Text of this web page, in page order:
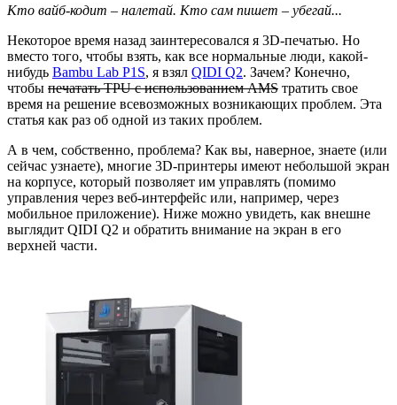
Кто вайб-кодит – налетай. Кто сам пишет – убегай...
Некоторое время назад заинтересовался я 3D-печатью. Но
вместо того, чтобы взять, как все нормальные люди, какой-
нибудь Bambu Lab P1S, я взял QIDI Q2. Зачем? Конечно,
чтобы печатать TPU с использованием AMS тратить свое
время на решение всевозможных возникающих проблем. Эта
статья как раз об одной из таких проблем.
А в чем, собственно, проблема? Как вы, наверное, знаете (или
сейчас узнаете), многие 3D-принтеры имеют небольшой экран
на корпусе, который позволяет им управлять (помимо
управления через веб-интерфейс или, например, через
мобильное приложение). Ниже можно увидеть, как внешне
выглядит QIDI Q2 и обратить внимание на экран в его
верхней части.